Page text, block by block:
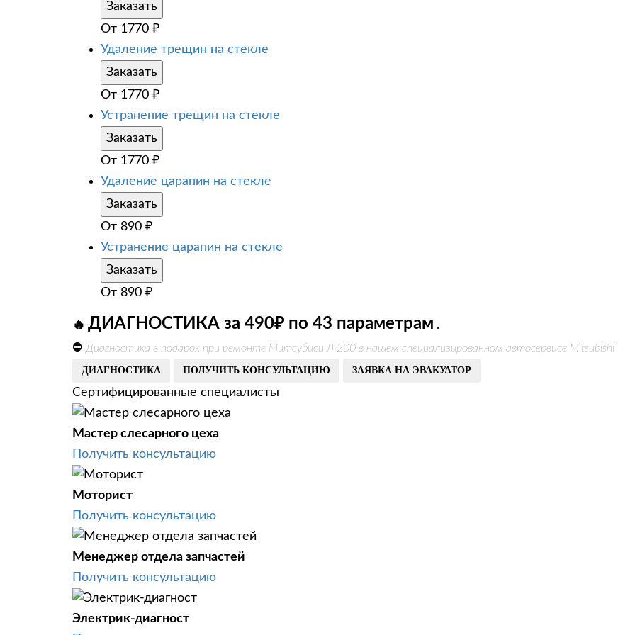
Заказать
От 1770 ₽
Удаление трещин на стекле
Заказать
От 1770 ₽
Устранение трещин на стекле
Заказать
От 1770 ₽
Удаление царапин на стекле
Заказать
От 890 ₽
Устранение царапин на стекле
Заказать
От 890 ₽
🔥 ДИАГНОСТИКА за 490₽ по 43 параметрам .
⛔ Диагностика в подарок при ремонте Митсубиси Л 200 в нашем специализированном автосервисе Mitsubishi
ДИАГНОСТИКА ПОЛУЧИТЬ КОНСУЛЬТАЦИЮ ЗАЯВКА НА ЭВАКУАТОР
Сертифицированные специалисты
Мастер слесарного цеха
Получить консультацию
Моторист
Получить консультацию
Менеджер отдела запчастей
Получить консультацию
Электрик-диагност